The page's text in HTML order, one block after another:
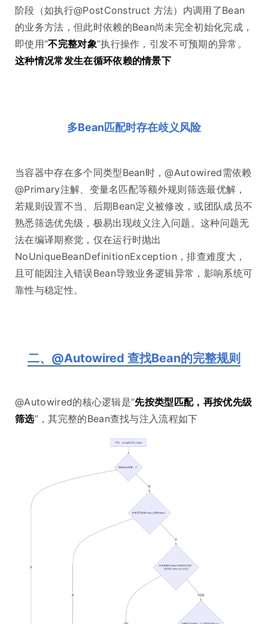
阶段（如执行@PostConstruct 方法）内调用了Bean
的业务方法，但此时依赖的Bean尚未完全初始化完成，
即使用“不完整对象”执行操作，引发不可预期的异常。
这种情况常发生在循环依赖的情景下
多Bean匹配时存在歧义风险
当容器中存在多个同类型Bean时，@Autowired需依赖
@Primary注解、变量名匹配等额外规则筛选最优解，
若规则设置不当、后期Bean定义被修改，或团队成员不
熟悉筛选优先级，极易出现歧义注入问题。这种问题无
法在编译期察觉，仅在运行时抛出
NoUniqueBeanDefinitionException，排查难度大，
且可能因注入错误Bean导致业务逻辑异常，影响系统可
靠性与稳定性。
二、@Autowired 查找Bean的完整规则
@Autowired的核心逻辑是“先按类型匹配，再按优先级
筛选”，其完整的Bean查找与注入流程如下